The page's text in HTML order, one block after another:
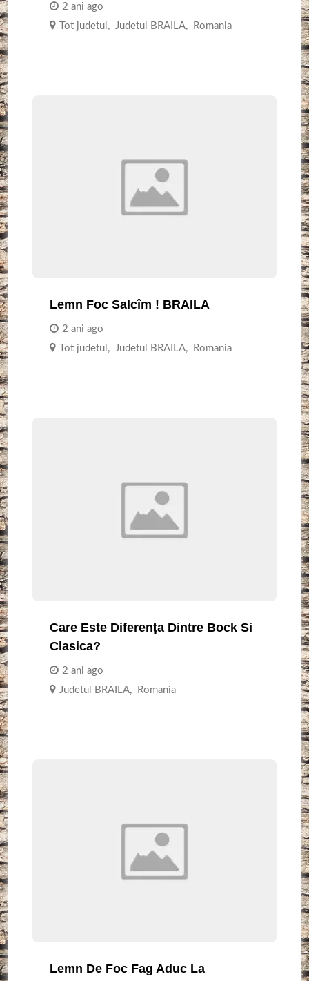
2 ani ago
Tot judetul , Judetul BRAILA, Romania
Lemn Foc Salcîm ! BRAILA
2 ani ago
Tot judetul , Judetul BRAILA, Romania
Care Este Diferența Dintre Bock Si
Clasica?
2 ani ago
Judetul BRAILA, Romania
Lemn De Foc Fag Aduc La